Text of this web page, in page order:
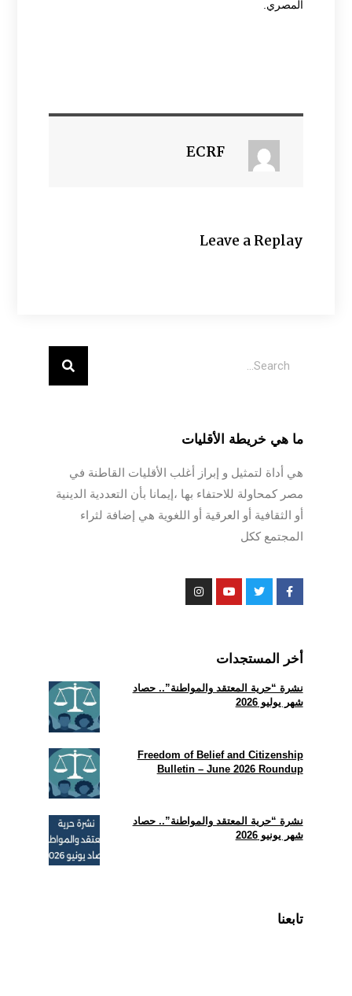
المصري.
ECRF
Leave a Replay
ما هي خريطة الأقليات
هي أداة لتمثيل و إبراز أغلب الأقليات القاطنة في
مصر كمحاولة للاحتفاء بها ،إيمانا بأن التعددية الدينية
أو الثقافية أو العرقية أو اللغوية هي إضافة لثراء
المجتمع ككل
أخر المستجدات
نشرة “حرية المعتقد والمواطنة”.. حصاد
شهر يوليو 2026
Freedom of Belief and Citizenship
Bulletin – June 2026 Roundup
نشرة “حرية المعتقد والمواطنة”.. حصاد
شهر يونيو 2026
تابعنا